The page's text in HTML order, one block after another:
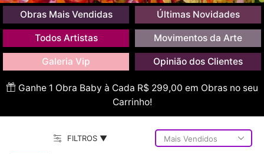
Obras Mais Vendidas Últimas Novidades
Todos Artistas Movimentos da Arte
Galeria Vip Opinião dos Clientes
Ganhe 1 Obra Baby à Cada R$ 299,00 em Obras no seu
Carrinho!
FILTROS ▼